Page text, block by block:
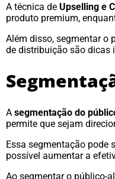
A técnica de Upselling e
produto premium,
Além disso, segmentar o
de distribuição são dicas
A segmentação do
permite que sejam
Essa segmentação pode
possível aumentar a
Ao segmentar o público-